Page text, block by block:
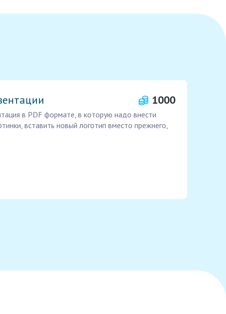
1000
в PDF формате, в которую надо внести
вставить новый логотип вместо прежнего,